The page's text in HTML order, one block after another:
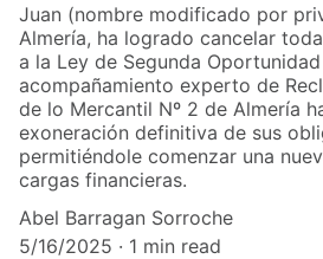
Juan (nombre modificado por
Almería, ha logrado cancelar
a la Ley de Segunda
acompañamiento experto de
de lo Mercantil Nº 2 de Almería
exoneración definitiva de sus
permitiéndole comenzar una
cargas financieras.
Abel Barragan Sorroche
5/16/2025
1 min read